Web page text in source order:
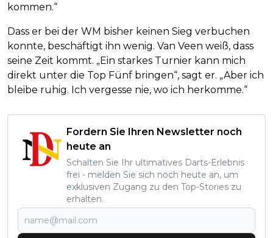
kommen.“
Dass er bei der WM bisher keinen Sieg verbuchen
konnte, beschäftigt ihn wenig. Van Veen weiß, dass
seine Zeit kommt. „Ein starkes Turnier kann mich
direkt unter die Top Fünf bringen“, sagt er. „Aber ich
bleibe ruhig. Ich vergesse nie, wo ich herkomme.“
Fordern Sie Ihren Newsletter noch
heute an
Schalten Sie Ihr ultimatives Darts-Erlebnis
frei - melden Sie sich noch heute an, um
exklusiven Zugang zu den Top-Stories zu
erhalten.